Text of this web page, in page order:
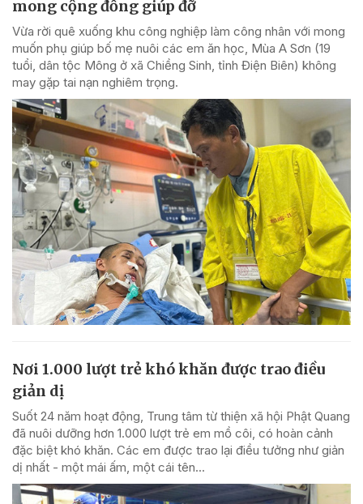
mong cộng đồng giúp đỡ
Vừa rời quê xuống khu công nghiệp làm công nhân với mong
muốn phụ giúp bố mẹ nuôi các em ăn học, Mùa A Sơn (19
tuổi, dân tộc Mông ở xã Chiềng Sinh, tỉnh Điện Biên) không
may gặp tai nạn nghiêm trọng.
Nơi 1.000 lượt trẻ khó khăn được trao điều
giản dị
Suốt 24 năm hoạt động, Trung tâm từ thiện xã hội Phật Quang
đã nuôi dưỡng hơn 1.000 lượt trẻ em mồ côi, có hoàn cảnh
đặc biệt khó khăn. Các em được trao lại điều tưởng như giản
dị nhất - một mái ấm, một cái tên...